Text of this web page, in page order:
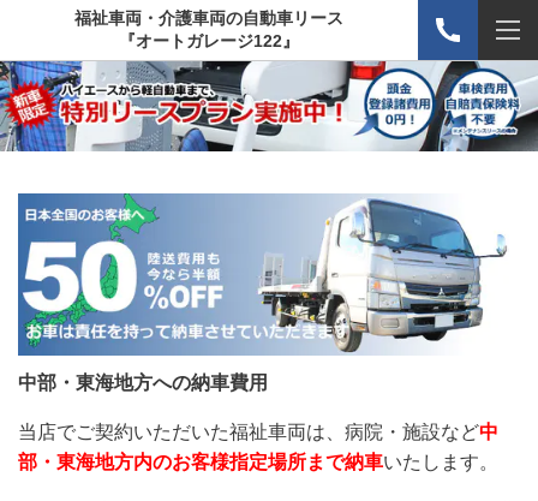
福祉車両・介護車両の自動車リース
『オートガレージ122』
中部・東海地方への納車費用
当店でご契約いただいた福祉車両は、病院・施設など中
部・東海地方内のお客様指定場所まで納車いたします。